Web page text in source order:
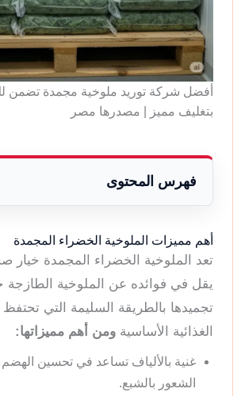
أفضل شركة توريد ملوخية مجمدة تضمن
بتغليف مميز | مصدرها مصر
فهرس المحتوى
أهم مميزات الملوخية الخضراء المجمدة
تعد الملوخية الخضراء المجمدة خيار
يقل في فوائده عن الملوخية الطازجة
تجميدها بالطريقة السليمة التي تحتفظ
الغذائية الأساسية ومن أهم مميزاتها:
غنية بالألياف تساعد في تحسين الهضم
الشعور بالشبع.